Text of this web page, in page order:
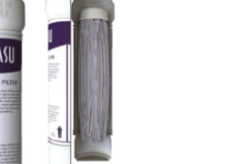
de ultra filtración:
bacterias principales causantes
astrointestinales, elimina
residuales. Retiene partículas
de hasta 0.01 micrones.